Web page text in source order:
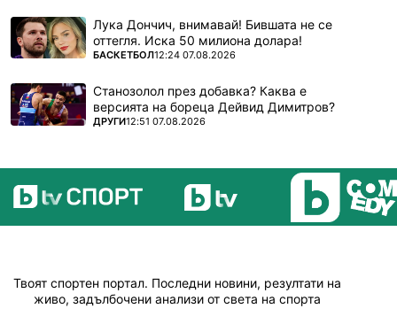
Лука Дончич, внимавай! Бившата не се
оттегля. Иска 50 милиона долара!
ПОВЕЧЕ ОТ
БАСКЕТБОЛ12:24 07.08.2026
Станозолол през добавка? Каква е
версията на бореца Дейвид Димитров?
ПОВЕЧЕ ОТ
ДРУГИ12:51 07.08.2026
Твоят спортен портал. Последни новини, резултати на
живо, задълбочени анализи от света на спорта